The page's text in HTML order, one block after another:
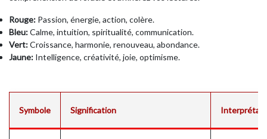
Rouge: Passion, énergie, action, colère.
Bleu:Calme, intuition, spiritualité, communication.
Vert:Croissance, harmonie, renouveau, abondance.
Jaune: Intelligence, créativité, joie, optimisme.
Symbole Signification